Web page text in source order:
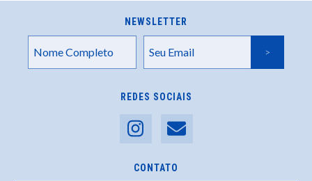
NEWSLETTER
REDES SOCIAIS
CONTATO